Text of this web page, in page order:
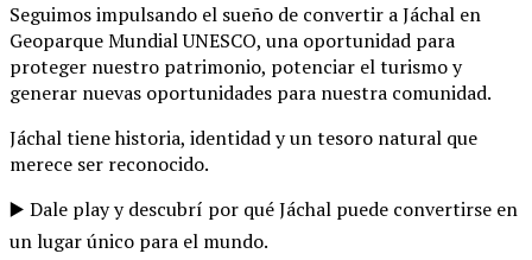
Seguimos impulsando el sueño de convertir a Jáchal en
Geoparque Mundial UNESCO, una oportunidad para
proteger nuestro patrimonio, potenciar el turismo y
generar nuevas oportunidades para nuestra comunidad.
Jáchal tiene historia, identidad y un tesoro natural que
merece ser reconocido.
▶️ Dale play y descubrí por qué Jáchal puede convertirse en
un lugar único para el mundo.